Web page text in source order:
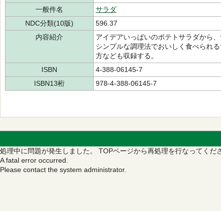
一般件名
サラダ
NDC分類(10版)
596.37
内容紹介
アイデアいっぱいのポテトサラダから
シンプルな調理法でおいしく食べられ
方なども収録する。
ISBN
4-388-06145-7
ISBN13桁
978-4-388-06145-7
処理中に問題が発生しました。 TOPページから再処理を行なってくだ
A fatal error occurred.
Please contact the system administrator.